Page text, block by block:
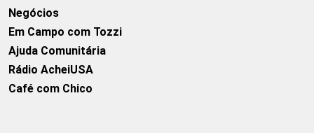
Negócios
Em Campo com Tozzi
Ajuda Comunitária
Rádio AcheiUSA
Café com Chico